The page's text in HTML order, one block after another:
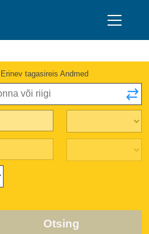
Erinev tagasireis Andmed
Otsing